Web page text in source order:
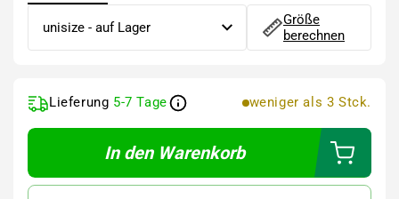
Größe
berechnen
Lieferung 5-7 Tage weniger als 3 Stck.
In den Warenkorb